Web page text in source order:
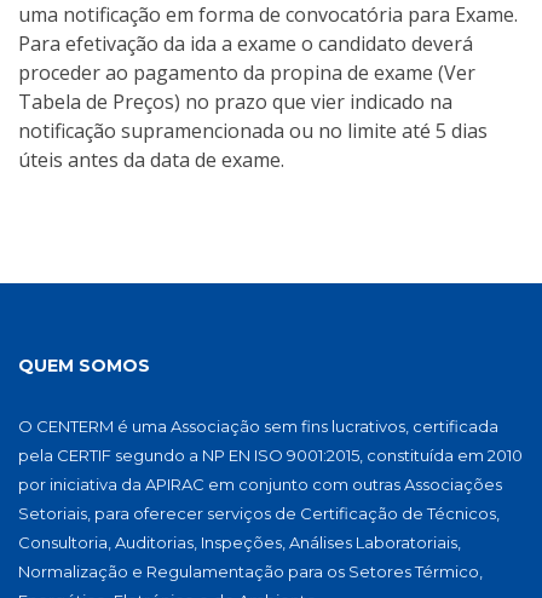
uma notificação em forma de convocatória para Exame.
Para efetivação da ida a exame o candidato deverá
proceder ao pagamento da propina de exame (Ver
Tabela de Preços) no prazo que vier indicado na
notificação supramencionada ou no limite até 5 dias
úteis antes da data de exame.
QUEM SOMOS
O CENTERM é uma Associação sem fins lucrativos, certificada
pela CERTIF segundo a NP EN ISO 9001:2015, constituída em 2010
por iniciativa da APIRAC em conjunto com outras Associações
Setoriais, para oferecer serviços de Certificação de Técnicos,
Consultoria, Auditorias, Inspeções, Análises Laboratoriais,
Normalização e Regulamentação para os Setores Térmico,